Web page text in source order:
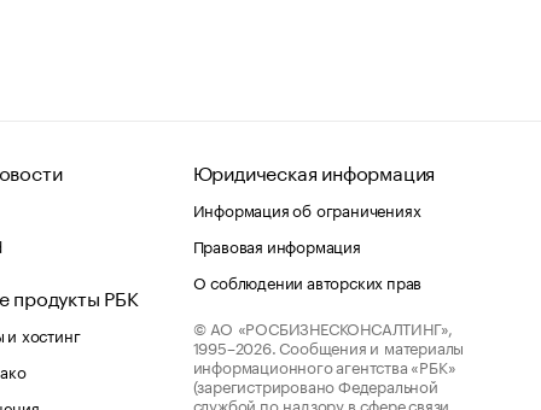
продукты РБК
хостинг
Юридическая информация
Информация об ограничениях
Правовая информация
О соблюдении авторских прав
© АО «РОСБИЗНЕСКОНСАЛТИНГ»,
1995–2026. Сообщения и материалы
информационного агентства «РБК»
(зарегистрировано Федеральной
службой по надзору в сфере связи,